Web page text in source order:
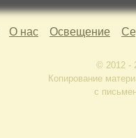
О нас Освещение
© 2012 -
Копирование
с